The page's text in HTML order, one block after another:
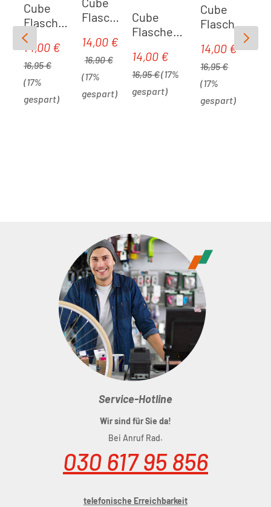
Cube
Flasche
nhalter
HPP |
matt
black n
glossy
Verkaufspreis:
14,00 € Regulärer Preis:
16,95 €
(17%
gespart)
Flasch
er HPP
matt |
black n
white
Verkaufspreis:
14,00 €
16,90 €
(17%
gespart)
Cube
Flaschenh
Right-
Hand
Sidecage |
Verkaufspreis:
14,00 € Regulärer Preis:
16,95 €(17%
gespart)
Cube
Flasche
HPP |
matt
black n
classic
green
Verkaufspreis:
14,00 €
16,95 €
(17%
gespart)
Service-Hotline
Wir sind für Sie da!
Bei Anruf Rad.
030 617 95 856
telefonische Erreichbarkeit